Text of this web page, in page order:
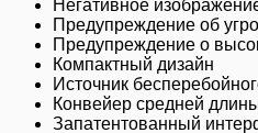
Негативное
Предупреждение об
Предупреждение о
Компактный дизайн
Источник
Конвейер средней
Запатентованный